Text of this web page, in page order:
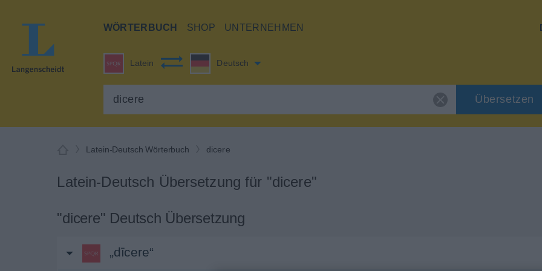
WÖRTERBUCH SHOP UNTERNEHMEN
Latein Deutsch
Übersetzen
Latein-Deutsch Wörterbuch dicere
Latein-Deutsch Übersetzung für "dicere"
"dicere" Deutsch Übersetzung
„dīcere“